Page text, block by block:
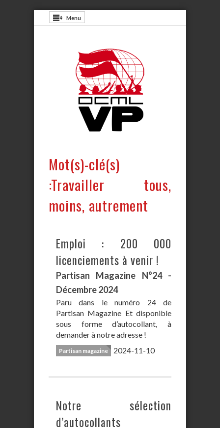
Menu
Mot(s)-clé(s)
:Travailler tous,
moins, autrement
Emploi : 200 000
licenciements à venir !
Partisan Magazine N°24 -
Décembre 2024
Paru dans le numéro 24 de
Partisan Magazine Et disponible
sous forme d’autocollant, à
demander à notre adresse !
Partisan magazine 2024-11-10
Notre sélection
d’autocollants